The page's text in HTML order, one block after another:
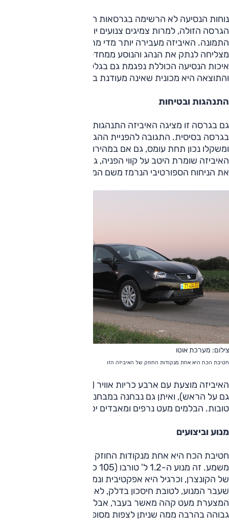
נוחות הנסיעה לא הרשימה בגרסאות האחרות של האיביזה, וגם
הגרסה הזולה, למרות צמיגים צנועים יותר, אינה משנה את
התמונה. האיביזה מעבירה יותר מדי מתלאות הכביש פנימה, ולא
מצליחה לנתק את הנהג והנוסע ממחדלי האחזקה הביטומניים.
איכות הנסיעה הכוללת נפגמת גם בגלל רעשי כביש ורוח בולטים,
והתוצאה היא מכונית שאינה מעודנת במיוחד.
התנהגות ובטיחות
גם בגרסה זו מציגה האיביזה התנהגות הולמת, בוודאי כשמדובר
בגרסה בסיסית. התגובה להפניית ההגה נחושה מזאת שזכרנו
ומשקלו נכון תחת עומס, גם אם במהירות גבוהה הוא מעט קל
האיביזה שומרת היטב על קווי הפניה, גם אם התנהגותה חסרה
את הניחוח הספורטיבי הנרמז משם המותג.
צילום: מערכת אוטו
חטיבת הכח היא אחת מנקודות החוזק של האיביזה הזו
האיביזה מוצעת עם ארבע כריות אוויר (הצידיות גדולות ומגינות
גם על הראש), ואיתן גם נבחנה במבחני הריסוק וזכתה לתוצאות
טובות. הבלמים מעט נרפים ומאבדים יכולת תחת עומס.
מנוע וביצועים
חטיבת הכח היא אחת מנקודות החוזק של האיביזה הזו, תרתי
משמע. זה מנוע ה-1.2 ל' טורבו (105 כ"ס) שנפוצה בדגמים רבים
של הקונצרן, וכרגיל היא אפקטיבית ונמרצת מאוד. העדכון הקל
שעבר המנוע, לטובת חיסכון בדלק, לא שינה זאת. ייתכן שתגובת
המצערת מעט קהה מאשר בעבר, אבל אין סיבה לתלונות. היכולת
גבוהה בהרבה ממה שניתן לצפות מסופרמיני זולה.